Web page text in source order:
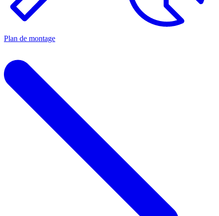
Plan de montage